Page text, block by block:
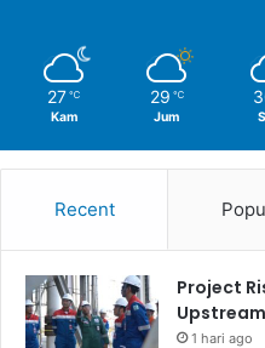
27 ℃
Kam
29 ℃
Jum
Recent
Project
1 hari ago